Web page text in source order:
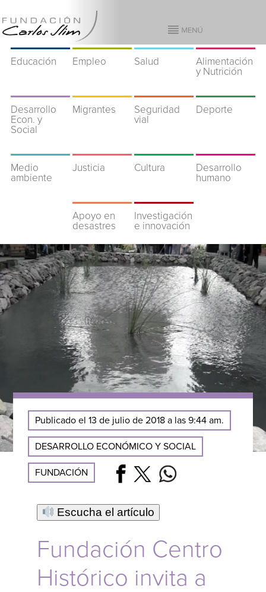
Educación Empleo Salud
Alimentación
y Nutrición
Desarrollo
Econ. y
Social
Migrantes
Seguridad
vial
Deporte
Medio
ambiente
Justicia Cultura
Desarrollo
humano
Apoyo en
desastres
Investigación
e innovación
Publicado el 13 de julio de 2018 a las 9:44 am.
DESARROLLO ECONÓMICO Y SOCIAL
FUNDACIÓN
Escucha el artículo
Fundación Centro
Histórico invita a